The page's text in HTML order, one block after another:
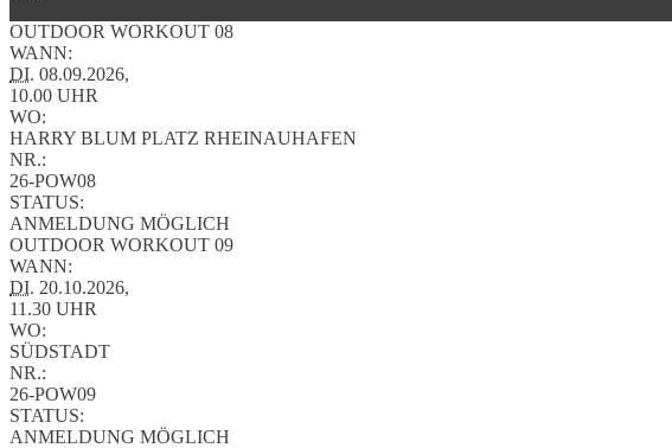
OUTDOOR WORKOUT 08
WANN:
DI. 08.09.2026,
10.00 UHR
WO:
HARRY BLUM PLATZ RHEINAUHAFEN
NR.:
26-POW08
STATUS:
ANMELDUNG MÖGLICH
OUTDOOR WORKOUT 09
WANN:
DI. 20.10.2026,
11.30 UHR
WO:
SÜDSTADT
NR.:
26-POW09
STATUS:
ANMELDUNG MÖGLICH